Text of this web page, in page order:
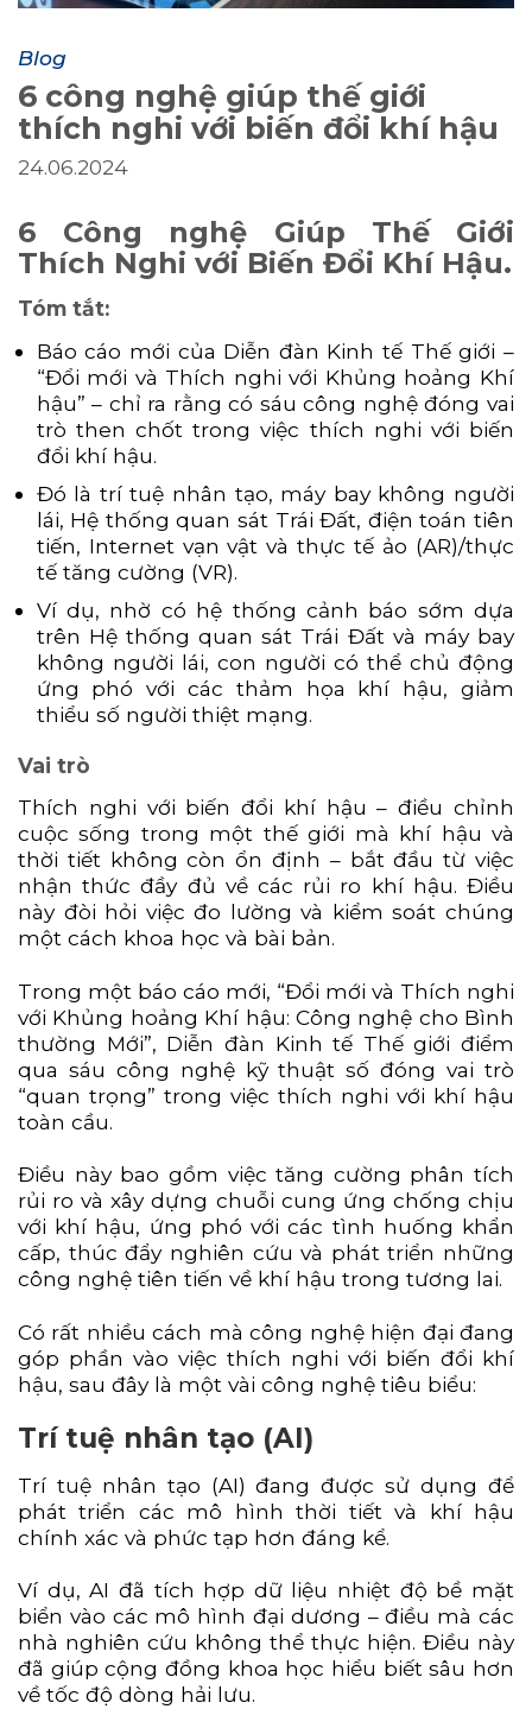
Blog
6 công nghệ giúp thế giới
thích nghi với biến đổi khí hậu
24.06.2024
6 Công nghệ Giúp Thế Giới
Thích Nghi với Biến Đổi Khí Hậu.
Tóm tắt:
Báo cáo mới của Diễn đàn Kinh tế Thế giới –
“Đổi mới và Thích nghi với Khủng hoảng Khí
hậu” – chỉ ra rằng có sáu công nghệ đóng vai
trò then chốt trong việc thích nghi với biến
đổi khí hậu.
Đó là trí tuệ nhân tạo, máy bay không người
lái, Hệ thống quan sát Trái Đất, điện toán tiên
tiến, Internet vạn vật và thực tế ảo (AR)/thực
tế tăng cường (VR).
Ví dụ, nhờ có hệ thống cảnh báo sớm dựa
trên Hệ thống quan sát Trái Đất và máy bay
không người lái, con người có thể chủ động
ứng phó với các thảm họa khí hậu, giảm
thiểu số người thiệt mạng.
Vai trò
Thích nghi với biến đổi khí hậu – điều chỉnh
cuộc sống trong một thế giới mà khí hậu và
thời tiết không còn ổn định – bắt đầu từ việc
nhận thức đầy đủ về các rủi ro khí hậu. Điều
này đòi hỏi việc đo lường và kiểm soát chúng
một cách khoa học và bài bản.
Trong một báo cáo mới, “Đổi mới và Thích nghi
với Khủng hoảng Khí hậu: Công nghệ cho Bình
thường Mới”, Diễn đàn Kinh tế Thế giới điểm
qua sáu công nghệ kỹ thuật số đóng vai trò
“quan trọng” trong việc thích nghi với khí hậu
toàn cầu.
Điều này bao gồm việc tăng cường phân tích
rủi ro và xây dựng chuỗi cung ứng chống chịu
với khí hậu, ứng phó với các tình huống khẩn
cấp, thúc đẩy nghiên cứu và phát triển những
công nghệ tiên tiến về khí hậu trong tương lai.
Có rất nhiều cách mà công nghệ hiện đại đang
góp phần vào việc thích nghi với biến đổi khí
hậu, sau đây là một vài công nghệ tiêu biểu:
Trí tuệ nhân tạo (AI)
Trí tuệ nhân tạo (AI) đang được sử dụng để
phát triển các mô hình thời tiết và khí hậu
chính xác và phức tạp hơn đáng kể.
Ví dụ, AI đã tích hợp dữ liệu nhiệt độ bề mặt
biển vào các mô hình đại dương – điều mà các
nhà nghiên cứu không thể thực hiện. Điều này
đã giúp cộng đồng khoa học hiểu biết sâu hơn
về tốc độ dòng hải lưu.